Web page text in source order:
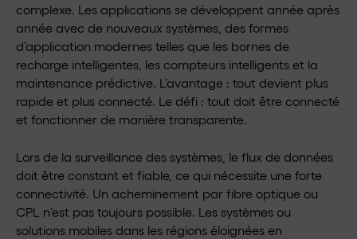
complexe. Les applications se développent année après
année avec de nouveaux systèmes, des formes
d’application modernes telles que les bornes de
recharge intelligentes, les compteurs intelligents et la
maintenance prédictive. L’avantage : tout devient plus
rapide et plus connecté. Le défi : tout doit être connecté
et fonctionner de manière transparente.
Lors de la surveillance des systèmes, le flux de données
doit être constant et fiable, ce qui nécessite une forte
connectivité. Un acheminement par fibre optique ou
CPL n’est pas toujours possible. Les systèmes ou
solutions mobiles dans les régions éloignées en